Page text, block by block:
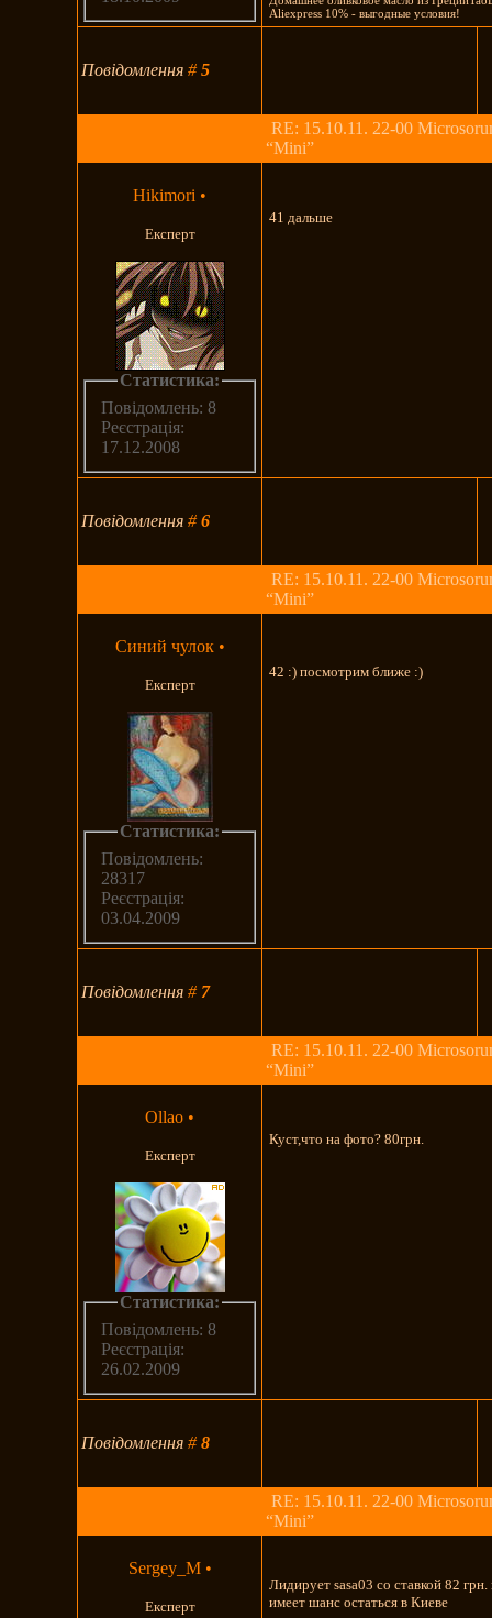
Aliexpress 10% - выгодные условия!
Повідомлення#5
RE: 15.10.11. 22-00
“Mini”
Hikimori •
Експерт
Статистика:
Повідомлень: 8
Реєстрація:
17.12.2008
41 дальше
Повідомлення#6
RE: 15.10.11. 22-00
“Mini”
Синий чулок •
Експерт
Статистика:
Повідомлень:
28317
Реєстрація:
03.04.2009
42 :) посмотрим ближе :)
Повідомлення# 7
RE: 15.10.11. 22-00
“Mini”
Ollao •
Експерт
Статистика:
Повідомлень: 8
Реєстрація:
26.02.2009
Куст,что на фото? 80грн.
Повідомлення#8
RE: 15.10.11. 22-00
“Mini”
Sergey_M •
Експерт
Лидирует sasa03 со ставкой 82
имеет шанс остаться в Киеве